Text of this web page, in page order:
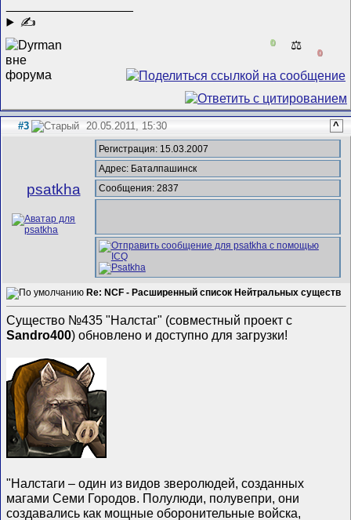
✍
0 ⚖️
0
#3 20.05.2011, 15:30 ^
psatkha
Регистрация: 15.03.2007
Адрес: Баталпашинск
Сообщения: 2837
Re: NCF - Расширенный список Нейтральных существ
Существо №435 "Налстаг" (совместный проект с
Sandro400) обновлено и доступно для загрузки!
"Налстаги – один из видов зверолюдей, созданных
магами Семи Городов. Полулюди, полувепри, они
создавались как мощные оборонительные войска,